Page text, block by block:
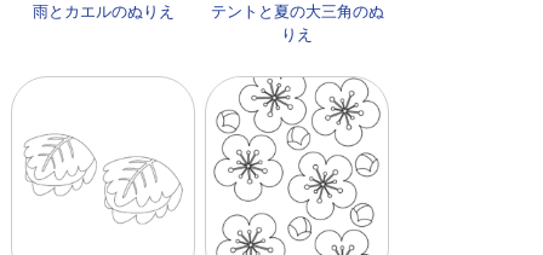
雨とカエルのぬりえ
テントと夏の大三角のぬ
りえ